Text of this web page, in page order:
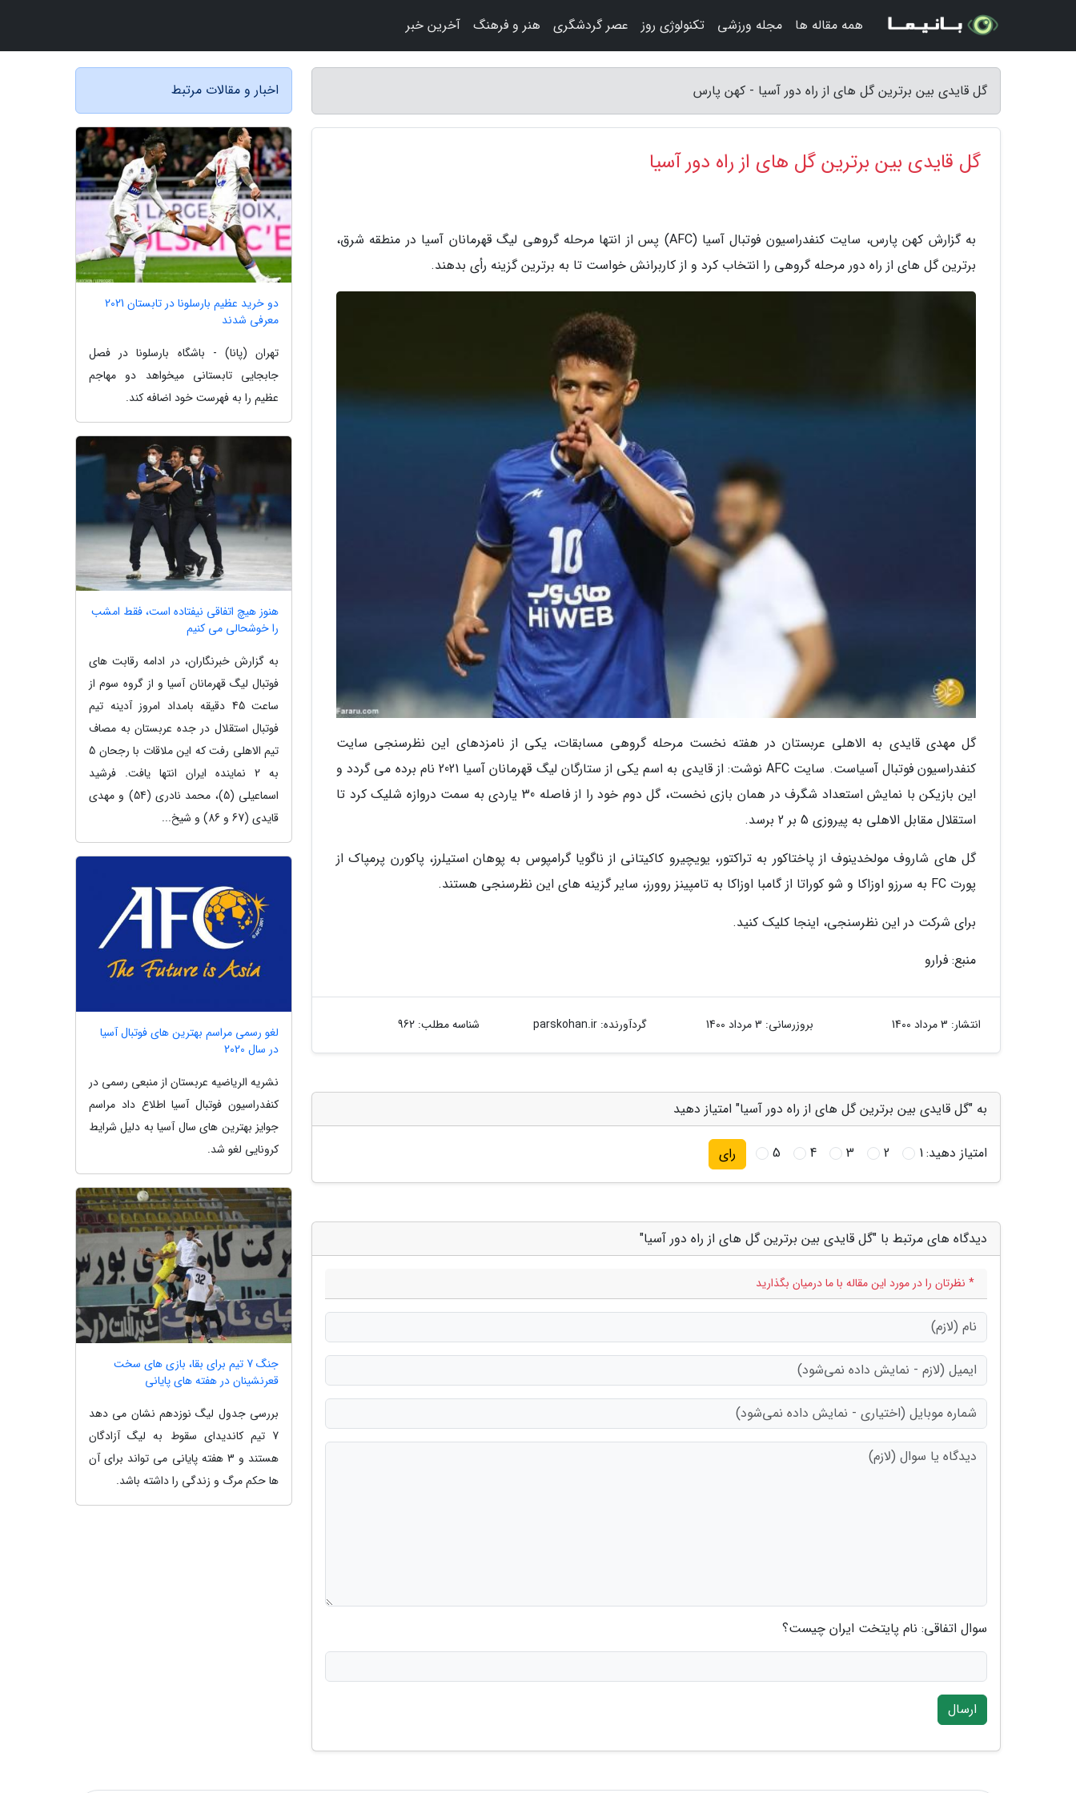
گل قایدی بین برترین گل های از راه دور آسیا - کهن پارس
گل قایدی بین برترین گل های از راه دور آسیا
به گزارش کهن پارس، سایت کنفدراسیون فوتبال آسیا (AFC) پس از انتها مرحله گروهی لیگ قهرمانان آسیا در منطقه شرق،
برترین گل های از راه دور مرحله گروهی را انتخاب کرد و از کاربرانش خواست تا به برترین گزینه رأی بدهند.
گل مهدی قایدی به الاهلی عربستان در هفته نخست مرحله گروهی مسابقات، یکی از نامزدهای این نظرسنجی سایت
کنفدراسیون فوتبال آسیاست. سایت AFC نوشت: از قایدی به اسم یکی از ستارگان لیگ قهرمانان آسیا 2021 نام برده می گردد و
این بازیکن با نمایش استعداد شگرف در همان بازی نخست، گل دوم خود را از فاصله 30 یاردی به سمت دروازه شلیک کرد تا
استقلال مقابل الاهلی به پیروزی 5 بر 2 برسد.
گل های شاروف مولخدینوف از پاختاکور به تراکتور، یویچیرو کاکیتانی از ناگویا گرامپوس به پوهان استیلرز، پاکورن پرمپاک از
پورت FC به سرزو اوزاکا و شو کوراتا از گامبا اوزاکا به تامپینز روورز، سایر گزینه های این نظرسنجی هستند.
برای شرکت در این نظرسنجی، اینجا کلیک کنید.
منبع: فرارو
انتشار: 3 مرداد 1400 بروزرسانی: 3 مرداد 1400 گردآورنده:parskohan.ir شناسه مطلب: 962
به "گل قایدی بین برترین گل های از راه دور آسیا" امتیاز دهید
امتیاز دهید:1
2
3
4
5 رای
دیدگاه های مرتبط با "گل قایدی بین برترین گل های از راه دور آسیا"
* نظرتان را در مورد این مقاله با ما درمیان بگذارید
سوال اتفاقی: نام پایتخت ایران چیست؟
ارسال
اخبار و مقالات مرتبط
دو خرید عظیم بارسلونا در تابستان 2021
معرفی شدند
تهران (پانا) - باشگاه بارسلونا در فصل
جابجایی تابستانی میخواهد دو مهاجم
عظیم را به فهرست خود اضافه کند.
هنوز هیچ اتفاقی نیفتاده است، فقط امشب
را خوشحالی می کنیم
به گزارش خبرنگاران، در ادامه رقابت های
فوتبال لیگ قهرمانان آسیا و از گروه سوم از
ساعت 45 دقیقه بامداد امروز آدینه تیم
فوتبال استقلال در جده عربستان به مصاف
تیم الاهلی رفت که این ملاقات با رجحان 5
به 2 نماینده ایران انتها یافت. فرشید
اسماعیلی (5)، محمد نادری (54) و مهدی
قایدی (67 و 86) و شیخ...
لغو رسمی مراسم بهترین های فوتبال آسیا
در سال 2020
نشریه الریاضیه عربستان از منبعی رسمی در
کنفدراسیون فوتبال آسیا اطلاع داد مراسم
جوایز بهترین های سال آسیا به دلیل شرایط
کرونایی لغو شد.
جنگ 7 تیم برای بقا، بازی های سخت
قعرنشینان در هفته های پایانی
بررسی جدول لیگ نوزدهم نشان می دهد
7 تیم کاندیدای سقوط به لیگ آزادگان
هستند و 3 هفته پایانی می تواند برای آن
ها حکم مرگ و زندگی را داشته باشد.
همه مقاله ها مجله ورزشی تکنولوژی روز عصر گردشگری هنر و فرهنگ آخرین خبر